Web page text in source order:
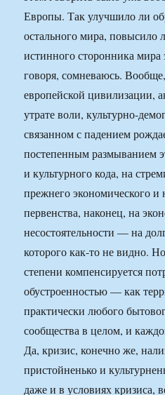
Европы. Так улучшило ли
остального мира, повысило
истинного сторонника
говоря, сомневаюсь.
европейской цивилизации,
утрате воли, культурно-
связанном с падением
постепенным размыванием
и культурного кода, на
прежнего экономического и
первенства, наконец, на
несостоятельности — на
которого как-то не видно.
степени компенсируется
обустроенностью — как
практически любого
сообщества в целом, и
Да, кризис, конечно же,
пристойненько и
даже и в условиях кризиса,